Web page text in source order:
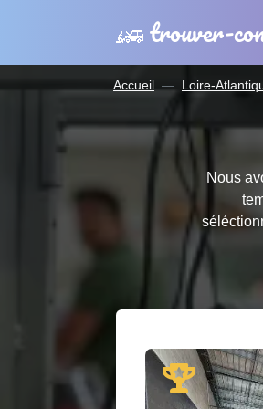
trouver-
Accueil Loire-
Nous